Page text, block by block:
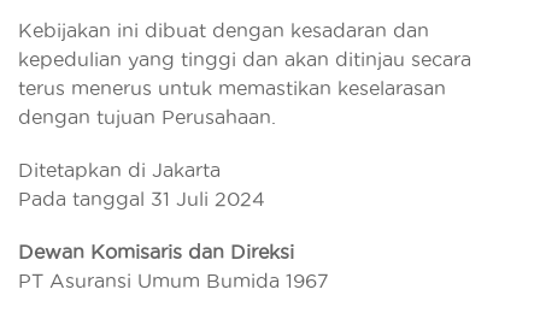
Kebijakan ini dibuat dengan kesadaran dan
kepedulian yang tinggi dan akan ditinjau secara
terus menerus untuk memastikan keselarasan
dengan tujuan Perusahaan.
Ditetapkan di Jakarta
Pada tanggal 31 Juli 2024
Dewan Komisaris dan Direksi
PT Asuransi Umum Bumida 1967